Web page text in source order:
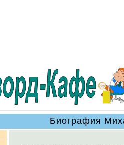
Биография